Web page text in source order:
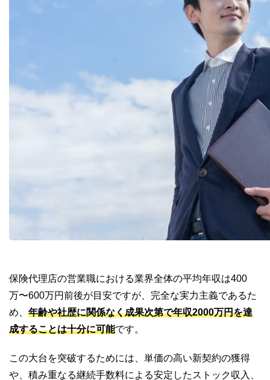
保険代理店の営業職における業界全体の平均年収は400
万〜600万円前後が目安ですが、完全な実力主義であるた
め、 年齢や社歴に関係なく成果次第で年収2000万円を達
成することは十分に可能です。
この大台を突破するためには、単価の高い新契約の獲得
や、積み重なる継続手数料による安定したストック収入、